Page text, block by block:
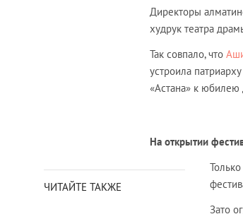
Директоры
худрук театра
Так совпало, что
устроила
«Астана» к юбилею
На открытии
ЧИТАЙТЕ ТАКЖЕ
Зато